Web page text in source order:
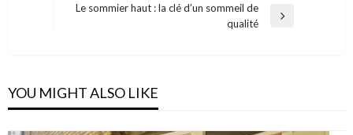
Le sommier haut : la clé d’un sommeil de
qualité
YOU MIGHT ALSO LIKE